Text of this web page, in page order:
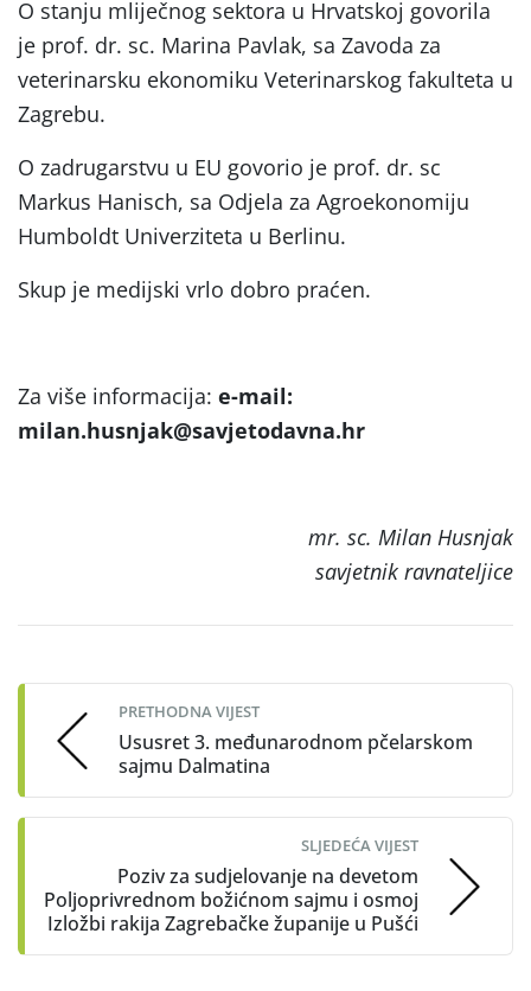
O stanju mliječnog sektora u Hrvatskoj govorila
je prof. dr. sc. Marina Pavlak, sa Zavoda za
veterinarsku ekonomiku Veterinarskog fakulteta u
Zagrebu.
O zadrugarstvu u EU govorio je prof. dr. sc
Markus Hanisch, sa Odjela za Agroekonomiju
Humboldt Univerziteta u Berlinu.
Skup je medijski vrlo dobro praćen.
Za više informacija: e-mail:
milan.husnjak@savjetodavna.hr
mr. sc. Milan Husnjak
savjetnik ravnateljice
navigation
PRETHODNA VIJEST
Ususret 3. međunarodnom pčelarskom
sajmu Dalmatina
SLJEDEĆA VIJEST
Poziv za sudjelovanje na devetom
Poljoprivrednom božićnom sajmu i osmoj
Izložbi rakija Zagrebačke županije u Pušći